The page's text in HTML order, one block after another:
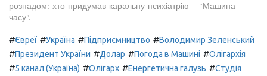
розпадом: хто придумав каральну психіатрію - "Машина
часу".
#Євреї #Україна #Підприємництво #Володимир Зеленський
#Президент України #Долар #Погода в Машині #Олігархія
#5 канал (Україна) #Олігарх #Енергетична галузь #Студія